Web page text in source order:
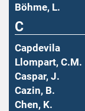
Böhme, L.
C
Capdevila
Llompart, C.M.
Caspar, J.
Cazin, B.
Chen, K.